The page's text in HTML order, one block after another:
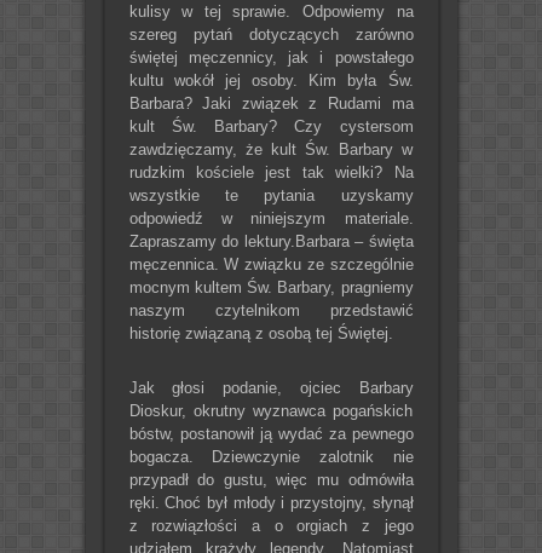
kulisy w tej sprawie. Odpowiemy na
szereg pytań dotyczących zarówno
świętej męczennicy, jak i powstałego
kultu wokół jej osoby. Kim była Św.
Barbara? Jaki związek z Rudami ma
kult Św. Barbary? Czy cystersom
zawdzięczamy, że kult Św. Barbary w
rudzkim kościele jest tak wielki? Na
wszystkie te pytania uzyskamy
odpowiedź w niniejszym materiale.
Zapraszamy do lektury. Barbara – święta
męczennica. W związku ze szczególnie
mocnym kultem Św. Barbary, pragniemy
naszym czytelnikom przedstawić
historię związaną z osobą tej Świętej.
Jak głosi podanie, ojciec Barbary
Dioskur, okrutny wyznawca pogańskich
bóstw, postanowił ją wydać za pewnego
bogacza. Dziewczynie zalotnik nie
przypadł do gustu, więc mu odmówiła
ręki. Choć był młody i przystojny, słynął
z rozwiązłości a o orgiach z jego
udziałem krążyły legendy. Natomiast